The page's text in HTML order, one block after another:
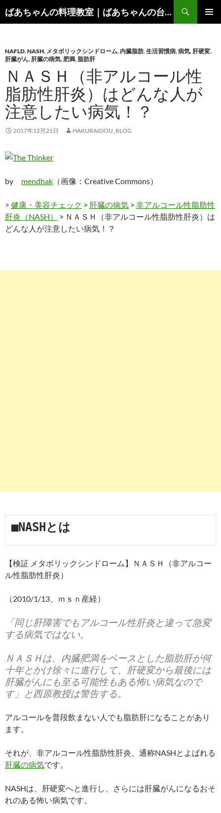
ン
ツ
へ
キ
ッ
プ
ばあちゃんの料理教室｜ばあちゃんの台所から学ぶ、食と健康の知恵
索
NAFLD,NASH, メタボリックシンドローム, 内臓脂肪,生活習慣病,病気, 肝硬変,
肝臓がん, 肝臓の病気, 肥満, 脂肪肝
ＮＡＳＨ（非アルコール性
脂肪性肝炎）はどんな人が
注意したい病気！？
2017年12月21日 HAKURAIDOU_BLOG
by mendhak （画像：Creative Commons）
> 健康・美容チェック > 肝臓の病気 > 非アルコール性脂肪性
肝炎（NASH）
> ＮＡＳＨ（非アルコール性脂肪性肝炎）は
どんな人が注意したい病気！？
■NASHとは
【検証 メタボリックシンドローム】ＮＡＳＨ（非アルコー
ル性脂肪性肝炎）
（2010/1/13、ｍｓｎ産経）
「同じ肝障害でもアルコール性肝炎と違って急変
する病気ではない。
ＮＡＳＨは、内臓肥満をベースとした脂肪肝が何
十年とかけ徐々に進行して、肝硬変から最後には
肝臓がんにも至る可能性もある怖い病気なので
す」と西原教授は警告する。
アルコールを普段飲まない人でも脂肪肝になることがあり
ます。
それが、非アルコール性脂肪性肝炎、通称NASHとよばれる
肝臓の病気です。
NASHは、肝硬変へと進行し、さらには肝臓がんになるおそ
れのある怖い病気です。